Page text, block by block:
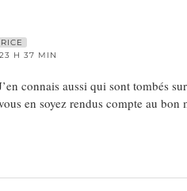
H 37 MIN
connais aussi qui sont tombés
en soyez rendus compte au bon